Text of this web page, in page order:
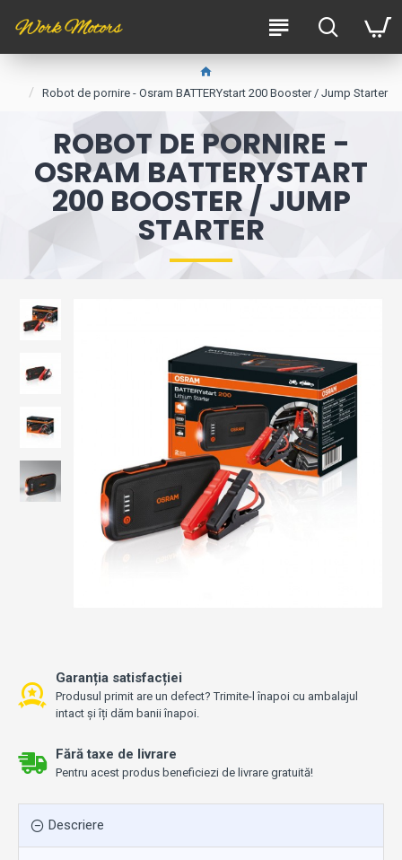
Robot de pornire - Osram BATTERYstart 200 Booster / Jump Starter
ROBOT DE PORNIRE -
OSRAM BATTERYSTART
200 BOOSTER / JUMP
STARTER
Fără taxe de livrare
Pentru acest produs beneficiezi de livrare gratuită!
Garanția satisfacției
Produsul primit are un defect? Trimite-l înapoi cu ambalajul
intact și îți dăm banii înapoi.
Descriere